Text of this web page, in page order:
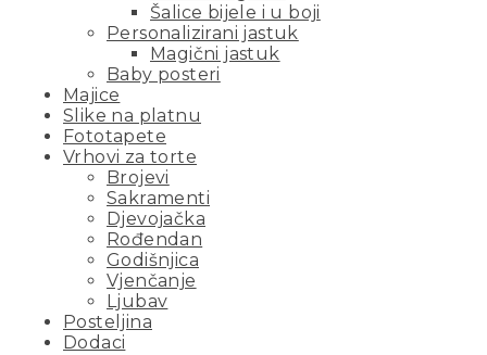
Šalice bijele i u boji
Personalizirani jastuk
Magični jastuk
Baby posteri
Majice
Slike na platnu
Fototapete
Vrhovi za torte
Brojevi
Sakramenti
Djevojačka
Rođendan
Godišnjica
Vjenčanje
Ljubav
Posteljina
Dodaci